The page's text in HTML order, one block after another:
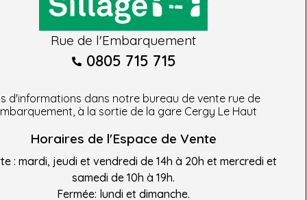
Rue de l'Embarquement
0805 715 715
d'informations dans notre bureau de vente rue de
à la sortie de la gare Cergy Le Haut
Horaires de l'Espace de Vente
: mardi, jeudi et vendredi de 14h à 20h et mercredi et
samedi de 10h à 19h.
Fermée: lundi et dimanche.